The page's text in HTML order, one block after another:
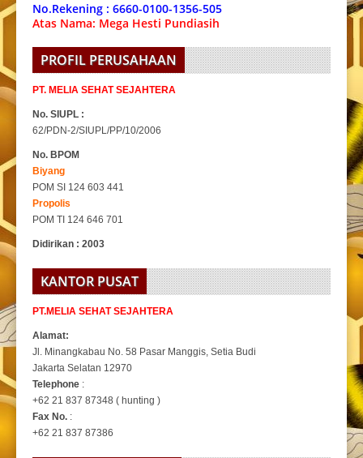
No.Rekening : 6660-0100-1356-505
Atas Nama: Mega Hesti Pundiasih
PROFIL PERUSAHAAN
PT. MELIA SEHAT SEJAHTERA
No. SIUPL :
62/PDN-2/SIUPL/PP/10/2006
No. BPOM
Biyang
POM SI 124 603 441
Propolis
POM TI 124 646 701
Didirikan : 2003
KANTOR PUSAT
PT.MELIA SEHAT SEJAHTERA
Alamat:
Jl. Minangkabau No. 58 Pasar Manggis, Setia Budi
Jakarta Selatan 12970
Telephone :
+62 21 837 87348 ( hunting )
Fax No. :
+62 21 837 87386